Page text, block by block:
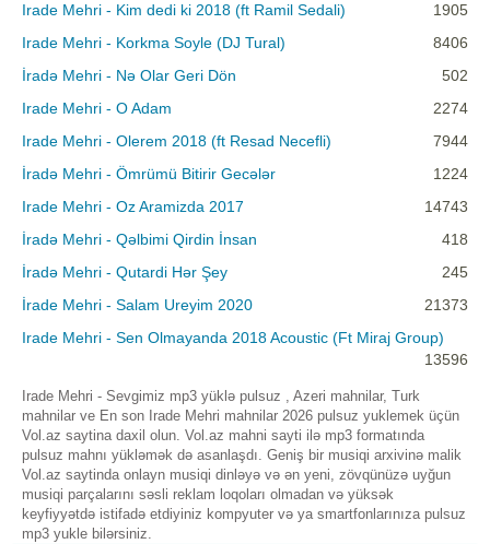
Irade Mehri - Kim dedi ki 2018 (ft Ramil Sedali)
1905
Irade Mehri - Korkma Soyle (DJ Tural)
8406
İradə Mehri - Nə Olar Geri Dön
502
Irade Mehri - O Adam
2274
Irade Mehri - Olerem 2018 (ft Resad Necefli)
7944
İradə Mehri - Ömrümü Bitirir Gecələr
1224
Irade Mehri - Oz Aramizda 2017
14743
İradə Mehri - Qəlbimi Qirdin İnsan
418
İradə Mehri - Qutardi Hər Şey
245
İrade Mehri - Salam Ureyim 2020
21373
Irade Mehri - Sen Olmayanda 2018 Acoustic (Ft Miraj Group)
13596
Irade Mehri - Sevgimiz mp3 yüklə pulsuz , Azeri mahnilar, Turk
mahnilar ve En son Irade Mehri mahnilar 2026 pulsuz yuklemek üçün
Vol.az saytina daxil olun. Vol.az mahni sayti ilə mp3 formatında
pulsuz mahnı yükləmək də asanlaşdı. Geniş bir musiqi arxivinə malik
Vol.az saytinda onlayn musiqi dinləyə və ən yeni, zövqünüzə uyğun
musiqi parçalarını səsli reklam loqoları olmadan və yüksək
keyfiyyətdə istifadə etdiyiniz kompyuter və ya smartfonlarınıza pulsuz
mp3 yukle bilərsiniz.